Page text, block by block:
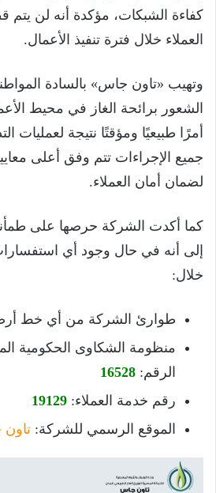
كفاءة الشبكات، مؤكدة أنه لن
العملاء خلال فترة تنفيذ الأعمال.
وتهيب «تاون جاس» بالسادة
الشعور برائحة الغاز في محيط
أمرًا طبيعيًا ومؤقتًا نتيجة لعمليات
جميع الإجراءات تتم وفق أعلى
لضمان أمان العملاء.
كما أكدت الشركة حرصها على
إلى أنه في حال وجود أي
خلال:
طوارئ الشركة من أي خط
منظومة الشكاوى الحكومية
الرقم: 16528
رقم خدمة العملاء: 19129
الموقع الرسمي للشركة: